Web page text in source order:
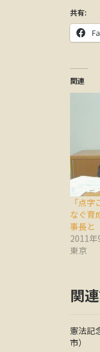
共有:
関連
「点
なぐ育
事長と
2011年
東京
関
憲法記
市）